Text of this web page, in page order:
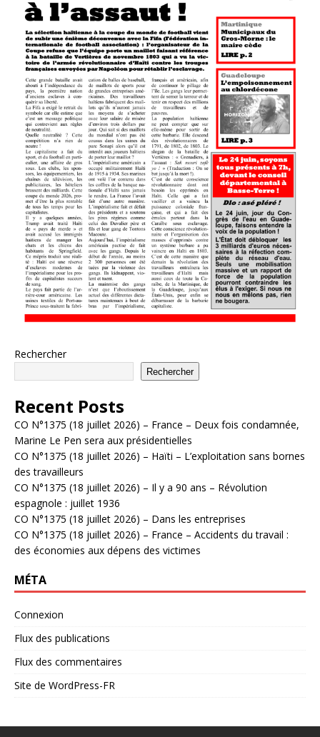
Rechercher
Rechercher
Recent Posts
CO N°1375 (18 juillet 2026) – France – Deux fois condamnée,
Marine Le Pen sera aux présidentielles
CO N°1375 (18 juillet 2026) – Haïti – L’exploitation sans bornes
des travailleurs
CO N°1375 (18 juillet 2026) – Il y a 90 ans – Révolution
espagnole : juillet 1936
CO N°1375 (18 juillet 2026) – Dans les entreprises
CO N°1375 (18 juillet 2026) – France – Accidents du travail :
des économies aux dépens des victimes
MÉTA
Connexion
Flux des publications
Flux des commentaires
Site de WordPress-FR